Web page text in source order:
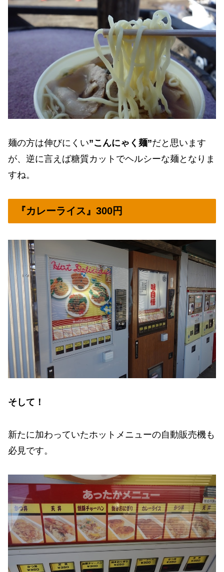
麺の方は伸びにくい”こんにゃく麺”だと思います
が、逆に言えば糖質カットでヘルシーな麺となりま
すね。
『カレーライス』300円
そして！
新たに加わっていたホットメニューの自動販売機も
必見です。